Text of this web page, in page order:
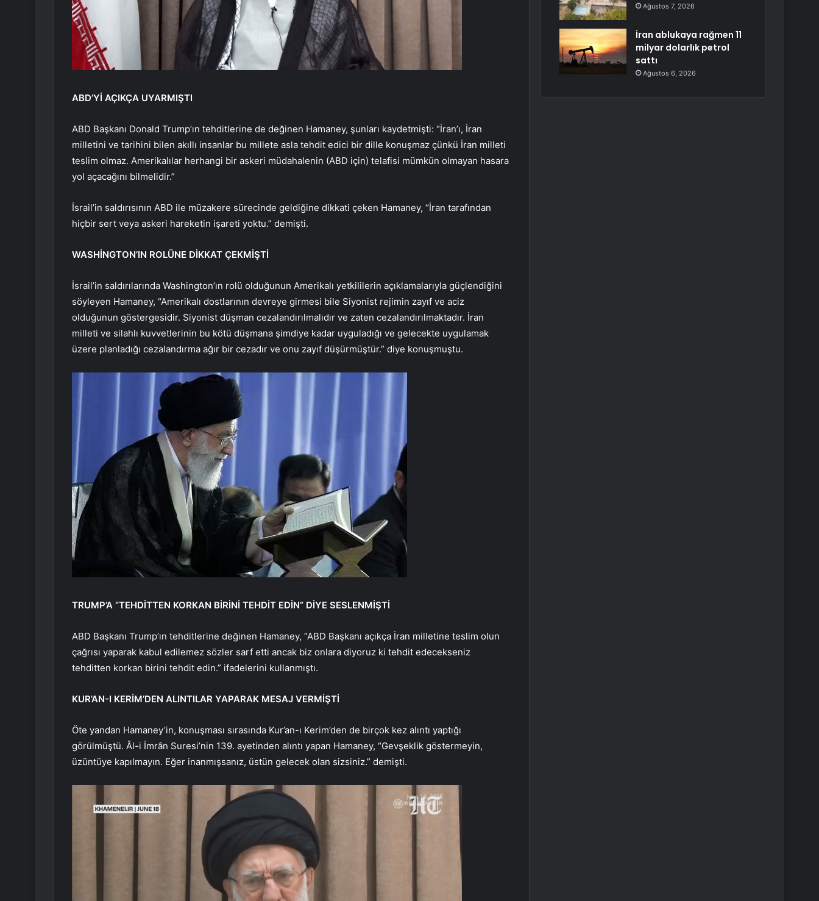
ABD’Yİ AÇIKÇA UYARMIŞTI
ABD Başkanı Donald Trump’ın tehditlerine de değinen Hamaney, şunları kaydetmişti: “İran’ı, İran
milletini ve tarihini bilen akıllı insanlar bu millete asla tehdit edici bir dille konuşmaz çünkü İran milleti
teslim olmaz. Amerikalılar herhangi bir askeri müdahalenin (ABD için) telafisi mümkün olmayan hasara
yol açacağını bilmelidir.”
İsrail’in saldırısının ABD ile müzakere sürecinde geldiğine dikkati çeken Hamaney, “İran tarafından
hiçbir sert veya askeri hareketin işareti yoktu.” demişti.
WASHİNGTON’IN ROLÜNE DİKKAT ÇEKMİŞTİ
İsrail’in saldırılarında Washington’ın rolü olduğunun Amerikalı yetkililerin açıklamalarıyla güçlendiğini
söyleyen Hamaney, “Amerikalı dostlarının devreye girmesi bile Siyonist rejimin zayıf ve aciz
olduğunun göstergesidir. Siyonist düşman cezalandırılmalıdır ve zaten cezalandırılmaktadır. İran
milleti ve silahlı kuvvetlerinin bu kötü düşmana şimdiye kadar uyguladığı ve gelecekte uygulamak
üzere planladığı cezalandırma ağır bir cezadır ve onu zayıf düşürmüştür.” diye konuşmuştu.
TRUMP’A “TEHDİTTEN KORKAN BİRİNİ TEHDİT EDİN” DİYE SESLENMİŞTİ
ABD Başkanı Trump’ın tehditlerine değinen Hamaney, “ABD Başkanı açıkça İran milletine teslim olun
çağrısı yaparak kabul edilemez sözler sarf etti ancak biz onlara diyoruz ki tehdit edecekseniz
tehditten korkan birini tehdit edin.” ifadelerini kullanmıştı.
KUR’AN-I KERİM’DEN ALINTILAR YAPARAK MESAJ VERMİŞTİ
Öte yandan Hamaney’in, konuşması sırasında Kur’an-ı Kerim’den de birçok kez alıntı yaptığı
görülmüştü. Âl-i İmrân Suresi’nin 139. ayetinden alıntı yapan Hamaney, “Gevşeklik göstermeyin,
üzüntüye kapılmayın. Eğer inanmışsanız, üstün gelecek olan sizsiniz.” demişti.
Ağustos 7, 2026
İran ablukaya rağmen 11
milyar dolarlık petrol
sattı
Ağustos 6, 2026